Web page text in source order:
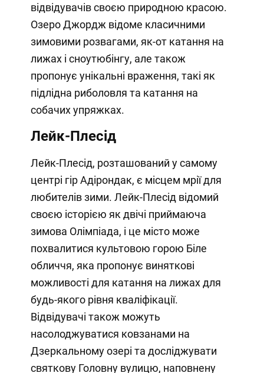
відвідувачів своєю природною красою.
Озеро Джордж відоме класичними
зимовими розвагами, як-от катання на
лижах і сноутюбінгу, але також
пропонує унікальні враження, такі як
підлідна риболовля та катання на
собачих упряжках.
Лейк-Плесід
Лейк-Плесід, розташований у самому
центрі гір Адірондак, є місцем мрії для
любителів зими. Лейк-Плесід відомий
своєю історією як двічі приймаюча
зимова Олімпіада, і це місто може
похвалитися культовою горою Біле
обличчя, яка пропонує виняткові
можливості для катання на лижах для
будь-якого рівня кваліфікації.
Відвідувачі також можуть
насолоджуватися ковзанами на
Дзеркальному озері та досліджувати
святкову Головну вулицю, наповнену